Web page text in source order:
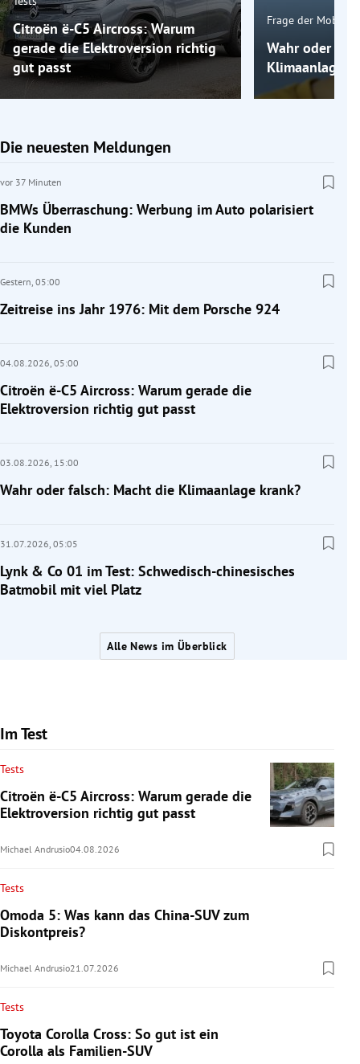
Citroën ë-C5 Aircross: Warum
gerade die Elektroversion richtig
gut passt
Frage der
Wahr oder
Klimaanlage
Die neuesten Meldungen
vor 37 Minuten
BMWs Überraschung: Werbung im Auto polarisiert
die Kunden
Gestern, 05:00
Zeitreise ins Jahr 1976: Mit dem Porsche 924
04.08.2026, 05:00
Citroën ë-C5 Aircross: Warum gerade die
Elektroversion richtig gut passt
03.08.2026, 15:00
Wahr oder falsch: Macht die Klimaanlage krank?
31.07.2026, 05:05
Lynk & Co 01 im Test: Schwedisch-chinesisches
Batmobil mit viel Platz
Alle News im Überblick
Im Test
Tests
Citroën ë-C5 Aircross: Warum gerade die
Elektroversion richtig gut passt
Michael Andrusio04.08.2026
Tests
Omoda 5: Was kann das China-SUV zum
Diskontpreis?
Michael Andrusio21.07.2026
Tests
Toyota Corolla Cross: So gut ist ein
Corolla als Familien-SUV